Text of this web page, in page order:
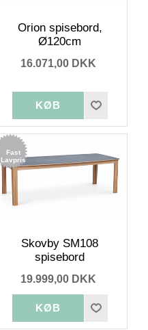
Orion spisebord,
Ø120cm
16.071,00 DKK
Fast
Lavpris
Skovby SM108
spisebord
19.999,00 DKK